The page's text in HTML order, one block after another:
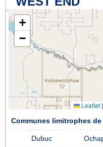
+
−
Leaflet |
Communes limitrophes de
Dubuc